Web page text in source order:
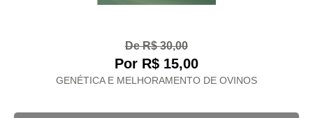
De R$ 30,00
Por R$ 15,00
GENÉTICA E MELHORAMENTO DE OVINOS